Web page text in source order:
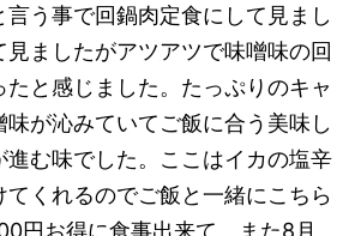
言う事で回鍋肉定食にして見まし
見ましたがアツアツで味噌味の回
と感じました。たっぷりのキャ
が沁みていてご飯に合う美味し
進む味でした。ここはイカの塩辛
てくれるのでご飯と一緒にこちら
円お得に食事出来て、また8月